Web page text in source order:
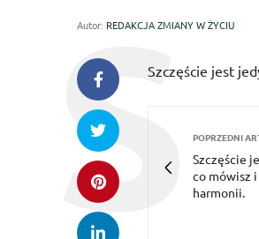
Autor: REDAKCJA ZMIANY W ŻYCIU
Szczęście jest
POPRZEDNI
Szczęście
co mówisz
harmonii.